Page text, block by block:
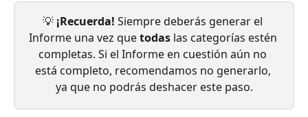
💡 ¡Recuerda! Siempre deberás generar el
Informe una vez que todas las categorías estén
completas. Si el Informe en cuestión aún no
está completo, recomendamos no generarlo,
ya que no podrás deshacer este paso.